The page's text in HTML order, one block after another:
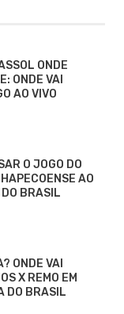
ONDE
ONDE VAI
AO VIVO
O JOGO DO
AO
BRASIL
ONDE VAI
X REMO EM
DO BRASIL